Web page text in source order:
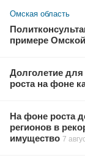
Омская область
примере
Долголетие
роста на фоне
На фоне роста
регионов в
имущество 7